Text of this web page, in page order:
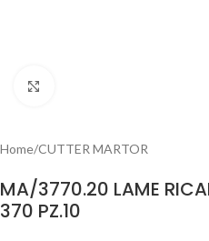
Home/CUTTER MARTOR
MA/3770.20 LAME
370 PZ.10